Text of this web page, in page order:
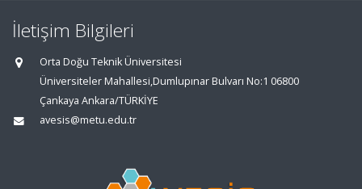
İletişim Bilgileri
Orta Doğu Teknik Üniversitesi
Üniversiteler Mahallesi,Dumlupınar Bulvarı No:1 06800
Çankaya Ankara/TÜRKİYE
avesis@metu.edu.tr